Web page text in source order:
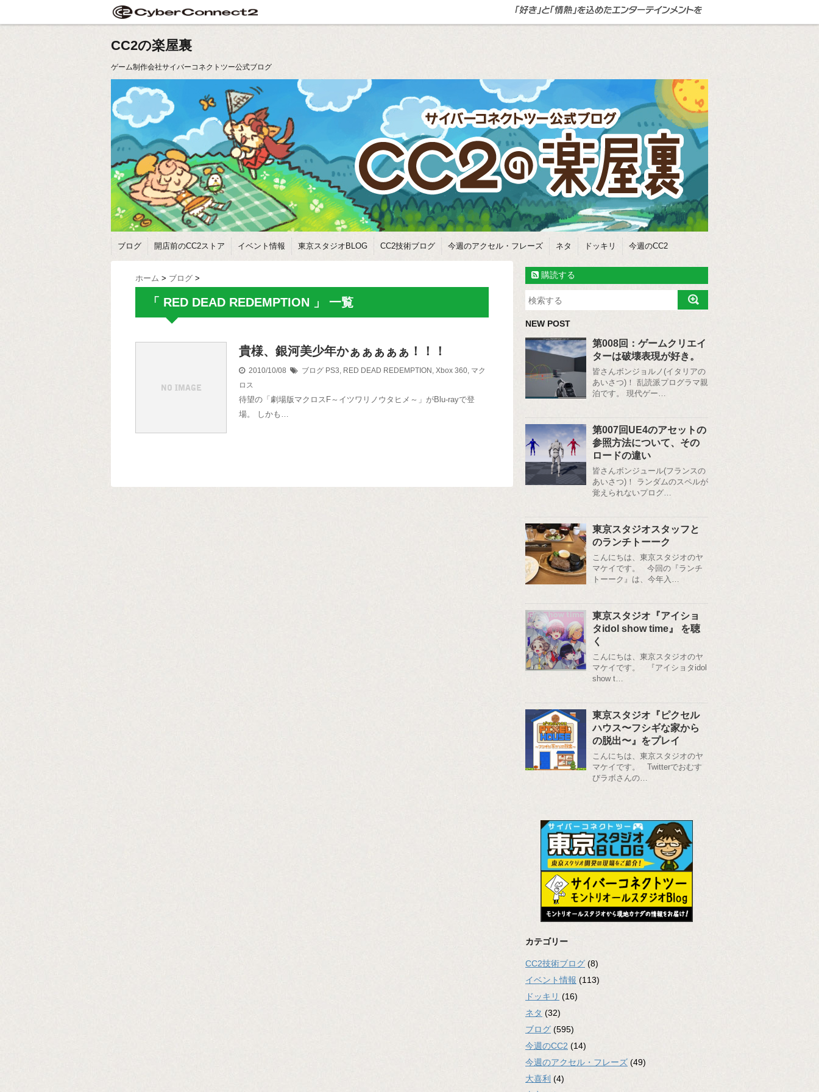
CC2の楽屋裏
ゲーム制作会社サイバーコネクトツー公式ブログ
ブログ 開店前のCC2ストア イベント情報 東京スタジオBLOG CC2技術ブログ 今週のアクセル・フレーズ ネタ ドッキリ 今週のCC2
ホーム > ブログ >
「 RED DEAD REDEMPTION 」 一覧
貴様、銀河美少年かぁぁぁぁぁ！！！
2010/10/08 ブログ PS3, RED DEAD REDEMPTION , Xbox 360, マク
ロス
待望の「劇場版マクロスF～イツワリノウタヒメ～」がBlu-rayで登
場。 しかも…
購読する
NEW POST
第008回：ゲームクリエイ
ターは破壊表現が好き。
皆さんボンジョルノ(イタリアの
あいさつ)！ 乱読派プログラマ親
泊です。 現代ゲー…
第007回UE4のアセットの
参照方法について、その
ロードの違い
皆さんボンジュール(フランスの
あいさつ)！ ランダムのスペルが
覚えられないプログ…
東京スタジオスタッフと
のランチトーーク
こんにちは、東京スタジオのヤ
マケイです。 今回の『ランチ
トーーク』は、今年入…
東京スタジオ『アイショ
タidol show time』 を聴
く
こんにちは、東京スタジオのヤ
マケイです。 『アイショタidol
show t…
東京スタジオ『ピクセル
ハウス〜フシギな家から
の脱出〜』をプレイ
こんにちは、東京スタジオのヤ
マケイです。 Twitterでおむす
びラボさんの…
カテゴリー
CC2技術ブログ (8)
イベント情報 (113)
ドッキリ (16)
ネタ (32)
ブログ (595)
今週のCC2 (14)
今週のアクセル・フレーズ (49)
大喜利 (4)